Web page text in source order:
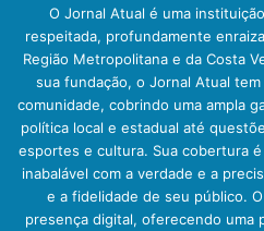
O Jornal Atual é uma
respeitada, profundamente
Região Metropolitana e da Costa
sua fundação, o Jornal Atual
comunidade, cobrindo uma ampla
política local e estadual até
esportes e cultura. Sua cobertura
inabalável com a verdade e a
e a fidelidade de seu público.
presença digital, oferecendo uma